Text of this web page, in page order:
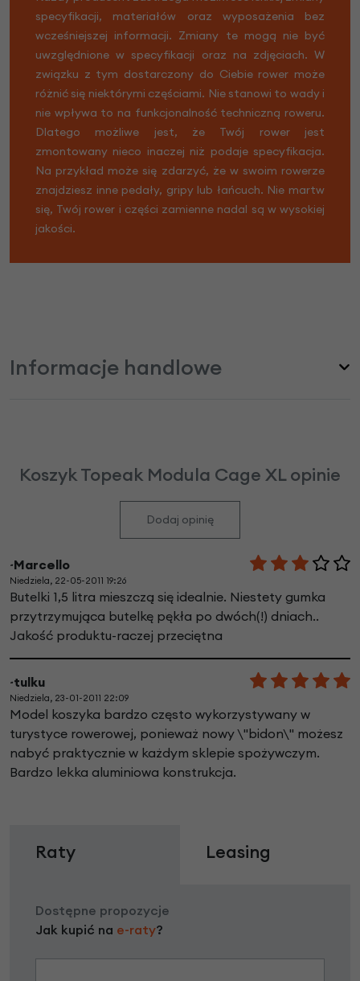
specyfikacji, materiałów oraz wyposażenia bez
wcześniejszej informacji. Zmiany te mogą nie być
uwzględnione w specyfikacji oraz na zdjęciach. W
związku z tym dostarczony do Ciebie rower może
różnić się niektórymi częściami. Nie stanowi to wady i
nie wpływa to na funkcjonalność techniczną roweru.
Dlatego możliwe jest, że Twój rower jest
zmontowany nieco inaczej niż podaje specyfikacja.
Na przykład może się zdarzyć, że w swoim rowerze
znajdziesz inne pedały, gripy lub łańcuch. Nie martw
się, Twój rower i części zamienne nadal są w wysokiej
jakości.
Informacje handlowe
Koszyk Topeak Modula Cage XL opinie
Dodaj opinię
~Marcello
Niedziela, 22-05-2011 19:26
Butelki 1,5 litra mieszczą się idealnie. Niestety gumka
przytrzymująca butelkę pękła po dwóch(!) dniach..
Jakość produktu-raczej przeciętna
~tulku
Niedziela, 23-01-2011 22:09
Model koszyka bardzo często wykorzystywany w
turystyce rowerowej, ponieważ nowy \"bidon\" możesz
nabyć praktycznie w każdym sklepie spożywczym.
Bardzo lekka aluminiowa konstrukcja.
Raty Leasing
Dostępne propozycje
Jak kupić na e-raty?